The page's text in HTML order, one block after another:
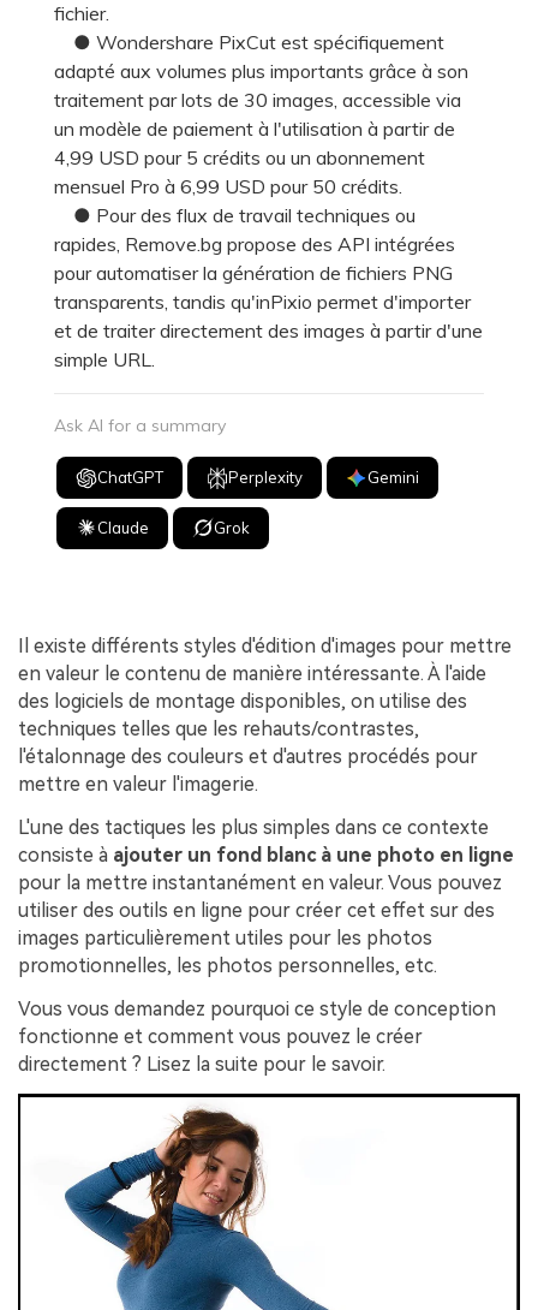
fichier.
● Wondershare PixCut est spécifiquement
adapté aux volumes plus importants grâce à son
traitement par lots de 30 images, accessible via
un modèle de paiement à l'utilisation à partir de
4,99 USD pour 5 crédits ou un abonnement
mensuel Pro à 6,99 USD pour 50 crédits.
● Pour des flux de travail techniques ou
rapides, Remove.bg propose des API intégrées
pour automatiser la génération de fichiers PNG
transparents, tandis qu'inPixio permet d'importer
et de traiter directement des images à partir d'une
simple URL.
Ask AI for a summary
ChatGPT Perplexity Gemini
Claude Grok
Il existe différents styles d'édition d'images pour mettre
en valeur le contenu de manière intéressante. À l'aide
des logiciels de montage disponibles, on utilise des
techniques telles que les rehauts/contrastes,
l'étalonnage des couleurs et d'autres procédés pour
mettre en valeur l'imagerie.
L'une des tactiques les plus simples dans ce contexte
consiste à ajouter un fond blanc à une photo en ligne
pour la mettre instantanément en valeur. Vous pouvez
utiliser des outils en ligne pour créer cet effet sur des
images particulièrement utiles pour les photos
promotionnelles, les photos personnelles, etc.
Vous vous demandez pourquoi ce style de conception
fonctionne et comment vous pouvez le créer
directement ? Lisez la suite pour le savoir.